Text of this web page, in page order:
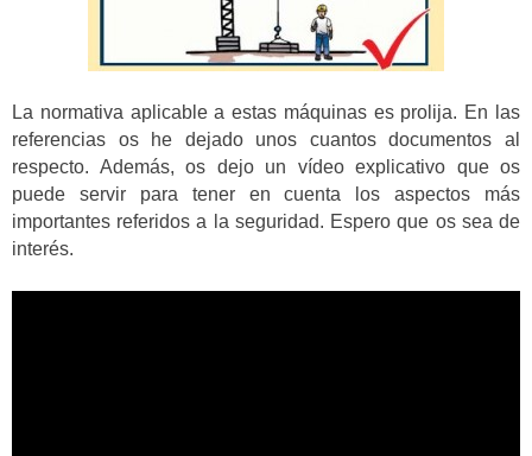
La normativa aplicable a estas máquinas es prolija. En las
referencias os he dejado unos cuantos documentos al
respecto. Además, os dejo un vídeo explicativo que os
puede servir para tener en cuenta los aspectos más
importantes referidos a la seguridad. Espero que os sea de
interés.